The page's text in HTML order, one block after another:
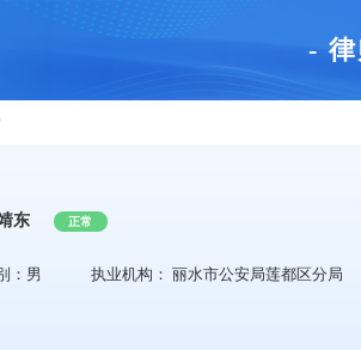
-
东 正常
：男 执业机构： 丽水市公安局莲都区分局